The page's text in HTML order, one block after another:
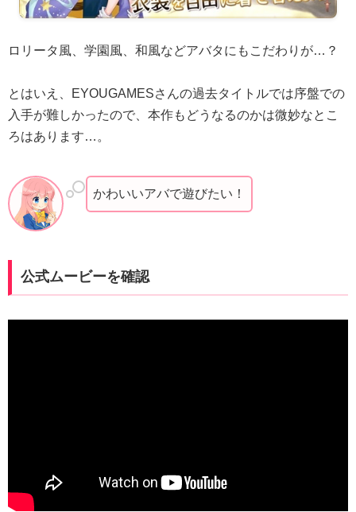
ロリータ風、学園風、和風などアバタにもこだわりが…？
とはいえ、EYOUGAMESさんの過去タイトルでは序盤での
入手が難しかったので、本作もどうなるのかは微妙なとこ
ろはあります…。
かわいいアバで遊びたい！
公式ムービーを確認